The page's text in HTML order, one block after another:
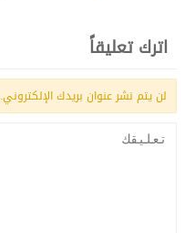
اترك تعليقاً
لن يتم نشر عنوان بريدك الإلكتروني.